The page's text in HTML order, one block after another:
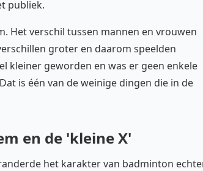
publiek.
Het verschil tussen mannen en vrouwen
groter en daarom speelden
kleiner geworden en was er geen enkele
is één van de weinige dingen die in de
en de 'kleine X'
het karakter van badminton